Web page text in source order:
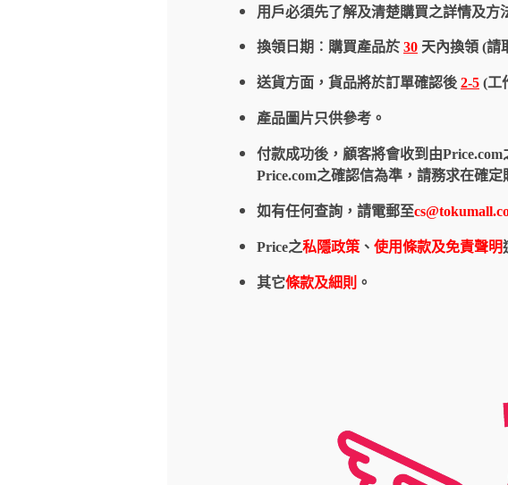
用戶必須先了解及清楚購買之詳情及方
換領日期︰購買產品於 30 天內換領 (請
送貨方面，貨品將於訂單確認後 2-5 (工
產品圖片只供參考。
付款成功後，顧客將會收到由
Price.com之確認信為準，請務求在確
如有任何查詢，請電郵至
Price之私隱政策 、 使用條款及免責聲明
其它條款及細則 。